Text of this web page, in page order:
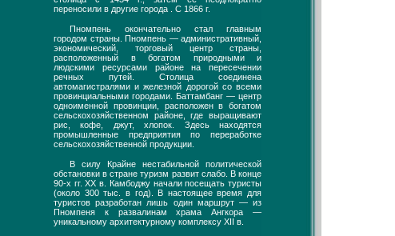
переносили в другие города . С 1866 г.
Пномпень окончательно стал главным
городом страны. Пномпень — административный,
экономический, торговый центр страны,
расположенный в богатом природными и
людскими ресурсами районе на пересечении
речных путей. Столица соединена
автомагистралями и железной дорогой со всеми
провинциальными городами. Баттамбанг — центр
одноименной провинции, расположен в богатом
сельскохозяйственном районе, где выращивают
рис, кофе, джут, хлопок. Здесь находятся
промышленные предприятия по переработке
сельскохозяйственной продукции.
В силу Крайне нестабильной политической
обстановки в стране туризм развит слабо. В конце
90-х гг. XX в. Камбоджу начали посещать туристы
(около 300 тыс. в год). В настоящее время для
туристов разработан лишь один маршрут — из
Пномпеня к развалинам храма Ангкора —
уникальному архитектурному комплексу XII в.